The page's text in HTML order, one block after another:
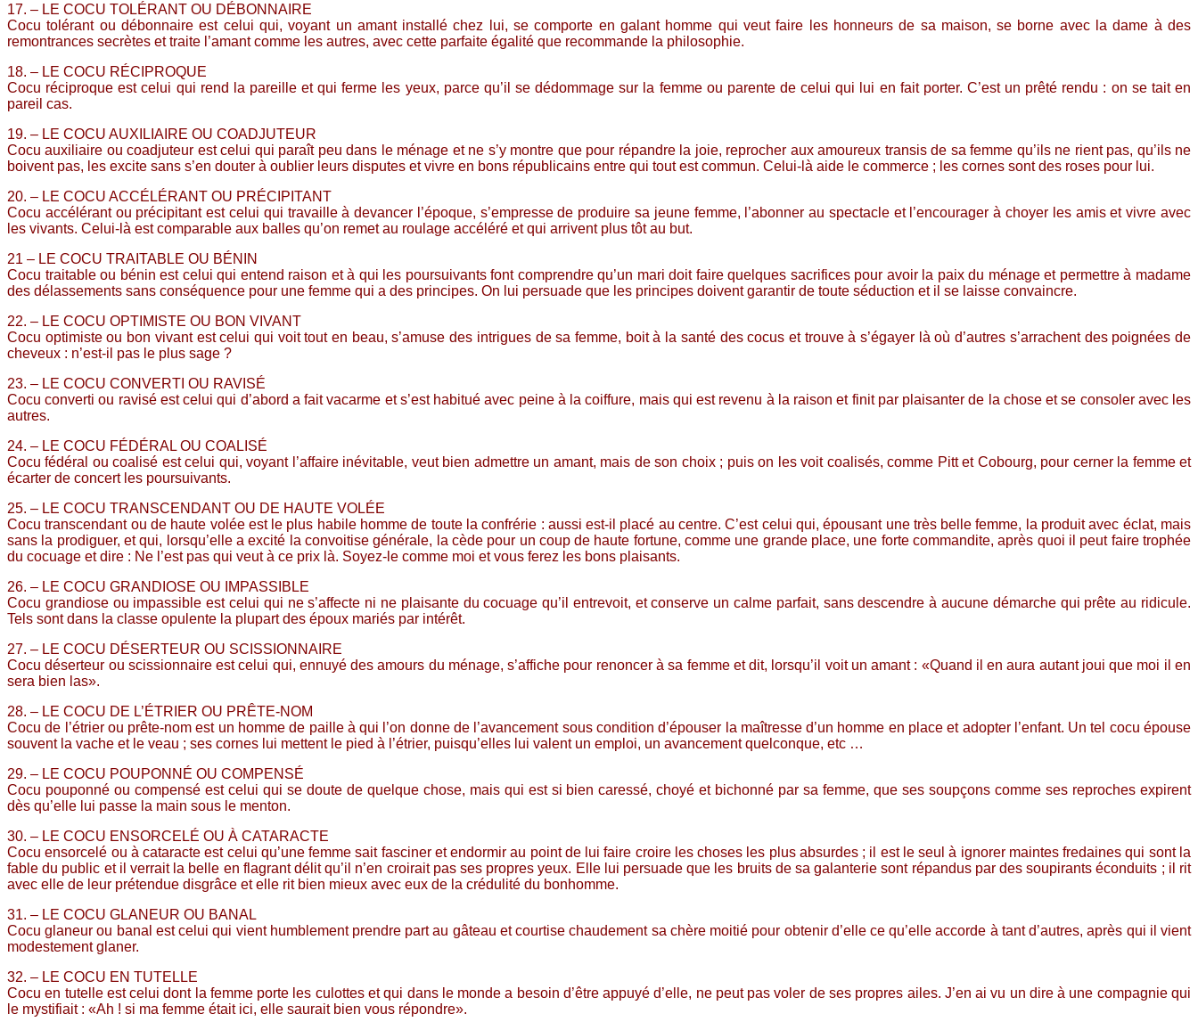
17. – LE COCU TOLÉRANT OU DÉBONNAIRE
Cocu tolérant ou débonnaire est celui qui, voyant un amant installé chez lui, se comporte en galant homme qui veut faire les honneurs de sa maison, se borne avec la dame à des
remontrances secrètes et traite l’amant comme les autres, avec cette parfaite égalité que recommande la philosophie.
18. – LE COCU RÉCIPROQUE
Cocu réciproque est celui qui rend la pareille et qui ferme les yeux, parce qu’il se dédommage sur la femme ou parente de celui qui lui en fait porter. C’est un prêté rendu : on se tait en
pareil cas.
19. – LE COCU AUXILIAIRE OU COADJUTEUR
Cocu auxiliaire ou coadjuteur est celui qui paraît peu dans le ménage et ne s’y montre que pour répandre la joie, reprocher aux amoureux transis de sa femme qu’ils ne rient pas, qu’ils ne
boivent pas, les excite sans s’en douter à oublier leurs disputes et vivre en bons républicains entre qui tout est commun. Celui-là aide le commerce ; les cornes sont des roses pour lui.
20. – LE COCU ACCÉLÉRANT OU PRÉCIPITANT
Cocu accélérant ou précipitant est celui qui travaille à devancer l’époque, s’empresse de produire sa jeune femme, l’abonner au spectacle et l’encourager à choyer les amis et vivre avec
les vivants. Celui-là est comparable aux balles qu’on remet au roulage accéléré et qui arrivent plus tôt au but.
21 – LE COCU TRAITABLE OU BÉNIN
Cocu traitable ou bénin est celui qui entend raison et à qui les poursuivants font comprendre qu’un mari doit faire quelques sacrifices pour avoir la paix du ménage et permettre à madame
des délassements sans conséquence pour une femme qui a des principes. On lui persuade que les principes doivent garantir de toute séduction et il se laisse convaincre.
22. – LE COCU OPTIMISTE OU BON VIVANT
Cocu optimiste ou bon vivant est celui qui voit tout en beau, s’amuse des intrigues de sa femme, boit à la santé des cocus et trouve à s’égayer là où d’autres s’arrachent des poignées de
cheveux : n’est-il pas le plus sage ?
23. – LE COCU CONVERTI OU RAVISÉ
Cocu converti ou ravisé est celui qui d’abord a fait vacarme et s’est habitué avec peine à la coiffure, mais qui est revenu à la raison et finit par plaisanter de la chose et se consoler avec les
autres.
24. – LE COCU FÉDÉRAL OU COALISÉ
Cocu fédéral ou coalisé est celui qui, voyant l’affaire inévitable, veut bien admettre un amant, mais de son choix ; puis on les voit coalisés, comme Pitt et Cobourg, pour cerner la femme et
écarter de concert les poursuivants.
25. – LE COCU TRANSCENDANT OU DE HAUTE VOLÉE
Cocu transcendant ou de haute volée est le plus habile homme de toute la confrérie : aussi est-il placé au centre. C’est celui qui, épousant une très belle femme, la produit avec éclat, mais
sans la prodiguer, et qui, lorsqu’elle a excité la convoitise générale, la cède pour un coup de haute fortune, comme une grande place, une forte commandite, après quoi il peut faire trophée
du cocuage et dire : Ne l’est pas qui veut à ce prix là. Soyez-le comme moi et vous ferez les bons plaisants.
26. – LE COCU GRANDIOSE OU IMPASSIBLE
Cocu grandiose ou impassible est celui qui ne s’affecte ni ne plaisante du cocuage qu’il entrevoit, et conserve un calme parfait, sans descendre à aucune démarche qui prête au ridicule.
Tels sont dans la classe opulente la plupart des époux mariés par intérêt.
27. – LE COCU DÉSERTEUR OU SCISSIONNAIRE
Cocu déserteur ou scissionnaire est celui qui, ennuyé des amours du ménage, s’affiche pour renoncer à sa femme et dit, lorsqu’il voit un amant : «Quand il en aura autant joui que moi il en
sera bien las».
28. – LE COCU DE L’ÉTRIER OU PRÊTE-NOM
Cocu de l’étrier ou prête-nom est un homme de paille à qui l’on donne de l’avancement sous condition d’épouser la maîtresse d’un homme en place et adopter l’enfant. Un tel cocu épouse
souvent la vache et le veau ; ses cornes lui mettent le pied à l’étrier, puisqu’elles lui valent un emploi, un avancement quelconque, etc …
29. – LE COCU POUPONNÉ OU COMPENSÉ
Cocu pouponné ou compensé est celui qui se doute de quelque chose, mais qui est si bien caressé, choyé et bichonné par sa femme, que ses soupçons comme ses reproches expirent
dès qu’elle lui passe la main sous le menton.
30. – LE COCU ENSORCELÉ OU À CATARACTE
Cocu ensorcelé ou à cataracte est celui qu’une femme sait fasciner et endormir au point de lui faire croire les choses les plus absurdes ; il est le seul à ignorer maintes fredaines qui sont la
fable du public et il verrait la belle en flagrant délit qu’il n’en croirait pas ses propres yeux. Elle lui persuade que les bruits de sa galanterie sont répandus par des soupirants éconduits ; il rit
avec elle de leur prétendue disgrâce et elle rit bien mieux avec eux de la crédulité du bonhomme.
31. – LE COCU GLANEUR OU BANAL
Cocu glaneur ou banal est celui qui vient humblement prendre part au gâteau et courtise chaudement sa chère moitié pour obtenir d’elle ce qu’elle accorde à tant d’autres, après qui il vient
modestement glaner.
32. – LE COCU EN TUTELLE
Cocu en tutelle est celui dont la femme porte les culottes et qui dans le monde a besoin d’être appuyé d’elle, ne peut pas voler de ses propres ailes. J’en ai vu un dire à une compagnie qui
le mystifiait : «Ah ! si ma femme était ici, elle saurait bien vous répondre».